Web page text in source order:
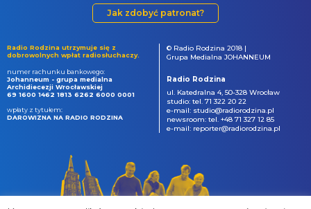
Jak zdobyć patronat?
Radio Rodzina utrzymuje się z
dobrowolnych wpłat radiosłuchaczy.
numer rachunku bankowego:
Johanneum - grupa medialna
Archidiecezji Wrocławskiej
69 1600 1462 1813 6262 6000 0001
wpłaty z tytułem:
DAROWIZNA NA RADIO RODZINA
© Radio Rodzina 2018 |
Grupa Medialna JOHANNEUM
Radio Rodzina
ul. Katedralna 4, 50-328 Wrocław
studio: tel. 71 322 20 22
e-mail: studio@radiorodzina.pl
newsroom: tel. +48 71 327 12 85
e-mail: reporter@radiorodzina.pl